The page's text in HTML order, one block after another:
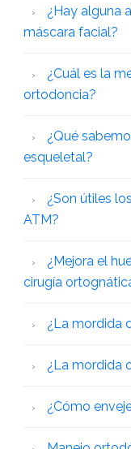
¿Hay alguna
máscara facial?
¿Cuál es la
ortodoncia?
¿Qué
esqueletal?
¿Son útiles
ATM?
¿Mejora el
cirugía
¿La mordida
¿La mordida
¿Cómo